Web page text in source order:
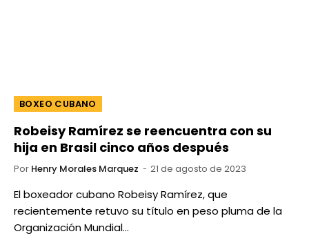
BOXEO CUBANO
Robeisy Ramírez se reencuentra con su
hija en Brasil cinco años después
Por Henry Morales Marquez 21 de agosto de 2023
El boxeador cubano Robeisy Ramírez, que
recientemente retuvo su título en peso pluma de la
Organización Mundial…